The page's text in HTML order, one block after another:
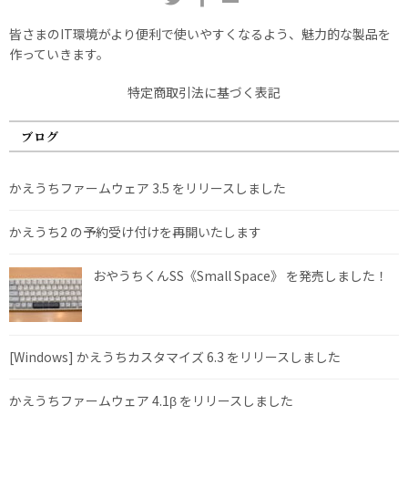
皆さまのIT環境がより便利で使いやすくなるよう、魅力的な製品を
作っていきます。
特定商取引法に基づく表記
ブログ
かえうちファームウェア 3.5 をリリースしました
かえうち2 の予約受け付けを再開いたします
おやうちくんSS《Small Space》 を発売しました！
[Windows] かえうちカスタマイズ 6.3 をリリースしました
かえうちファームウェア 4.1β をリリースしました